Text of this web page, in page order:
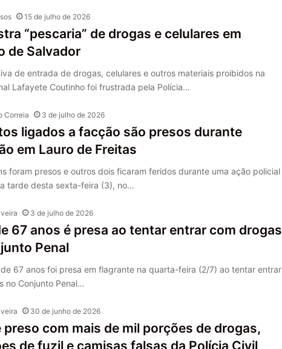
15 de julho de 2026
“pescaria” de drogas e celulares em
de Salvador
de entrada de drogas, celulares e outros materiais proibidos na
Lafayete Coutinho foi frustrada pela Polícia…
Correia 3 de julho de 2026
ligados a facção são presos durante
em Lauro de Freitas
foram presos e outros dois ficaram feridos durante uma ação policial
tarde desta sexta-feira (3), no…
3 de julho de 2026
67 anos é presa ao tentar entrar com drogas
Penal
67 anos foi presa em flagrante na quarta-feira (2/7) ao tentar entrar
no Conjunto Penal…
30 de junho de 2026
preso com mais de mil porções de drogas,
de fuzil e camisas falsas da Polícia Civil